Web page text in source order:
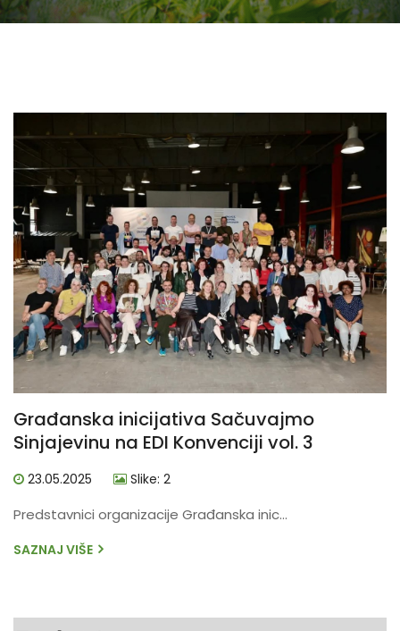
Građanska inicijativa Sačuvajmo
Sinjajevinu na EDI Konvenciji vol. 3
23.05.2025 Slike: 2
Predstavnici organizacije Građanska inic...
SAZNAJ VIŠE